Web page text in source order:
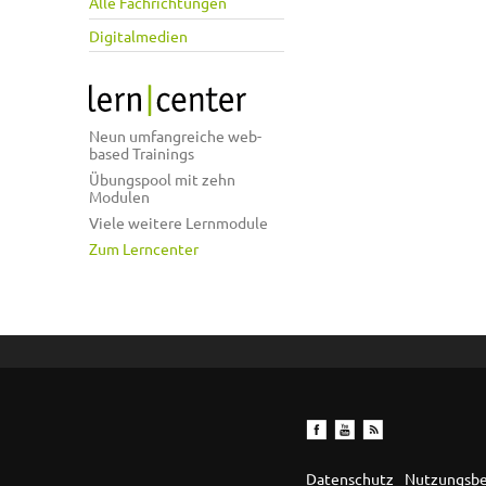
Digitalmedien
Neun umfangreiche web-
based Trainings
Übungspool mit zehn
Modulen
Viele weitere Lernmodule
Zum Lerncenter
Datenschutz